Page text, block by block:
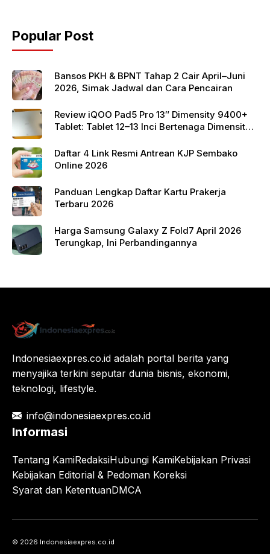
o
o
k
p
p
Popular Post
Bansos PKH & BPNT Tahap 2 Cair April–Juni
2026, Simak Jadwal dan Cara Pencairan
Review iQOO Pad5 Pro 13″ Dimensity 9400+
Tablet: Tablet 12–13 Inci Bertenaga Dimensity
Daftar 4 Link Resmi Antrean KJP Sembako
Online 2026
Panduan Lengkap Daftar Kartu Prakerja
Terbaru 2026
Harga Samsung Galaxy Z Fold7 April 2026
Terungkap, Ini Perbandingannya
Indonesiaexpres.co.id adalah portal berita yang
menyajika terkini seputar dunia bisnis, ekonomi,
teknologi, lifestyle.
info@indonesiaexpres.co.id
Informasi
Tentang KamiRedaksiHubungi KamiKebijakan Privasi
Kebijakan Editorial & Pedoman Koreksi
Syarat dan KetentuanDMCA
© 2026 Indonesiaexpres.co.id